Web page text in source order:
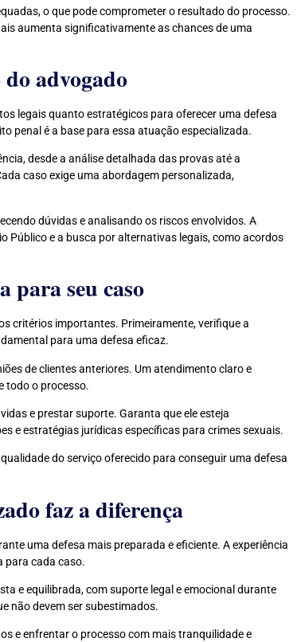
o que pode comprometer o resultado do processo.
aumenta significativamente as chances de uma
do advogado
legais quanto estratégicos para oferecer uma defesa
penal é a base para essa atuação especializada.
desde a análise detalhada das provas até a
caso exige uma abordagem personalizada,
dúvidas e analisando os riscos envolvidos. A
Público e a busca por alternativas legais, como acordos
para seu caso
critérios importantes. Primeiramente, verifique a
para uma defesa eficaz.
de clientes anteriores. Um atendimento claro e
todo o processo.
e prestar suporte. Garanta que ele esteja
e estratégias jurídicas específicas para crimes sexuais.
do serviço oferecido para conseguir uma defesa
faz a diferença
uma defesa mais preparada e eficiente. A experiência
para cada caso.
e equilibrada, com suporte legal e emocional durante
não devem ser subestimados.
e enfrentar o processo com mais tranquilidade e